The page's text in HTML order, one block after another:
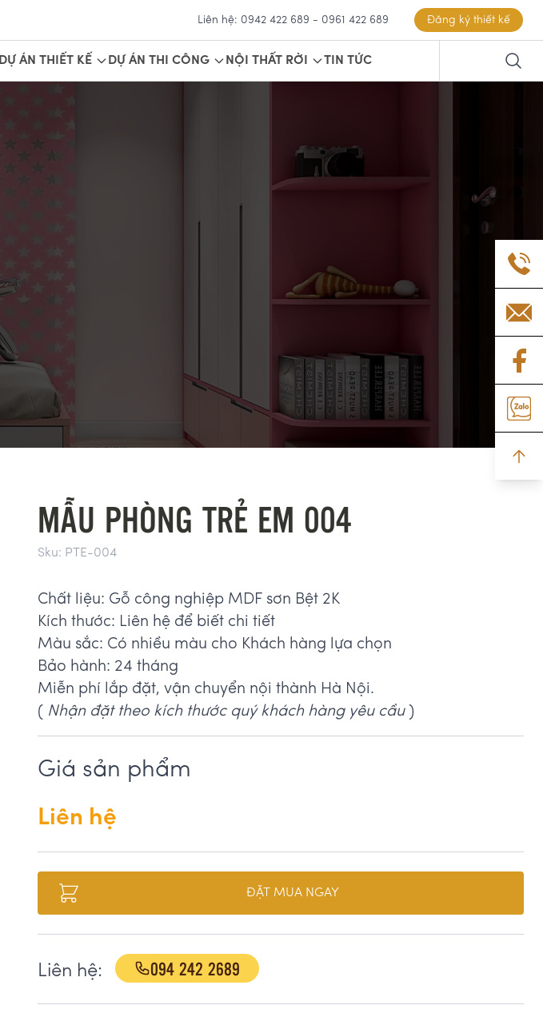
Liên hệ: 0942 422 689 - 0961 422 689 Đăng ký thiết kế
DỰ ÁN THIẾT KẾ DỰ ÁN THI CÔNG NỘI THẤT RỜI TIN TỨC
MẪU PHÒNG TRẺ EM 004
Sku: PTE-004
Chất liệu: Gỗ công nghiệp MDF sơn Bệt 2K
Kích thước: Liên hệ để biết chi tiết
Màu sắc: Có nhiều màu cho Khách hàng lựa chọn
Bảo hành: 24 tháng
Miễn phí lắp đặt, vận chuyển nội thành Hà Nội.
( Nhận đặt theo kích thước quý khách hàng yêu cầu)
Giá sản phẩm
Liên hệ
ĐẶT MUA NGAY
Liên hệ: 094 242 2689